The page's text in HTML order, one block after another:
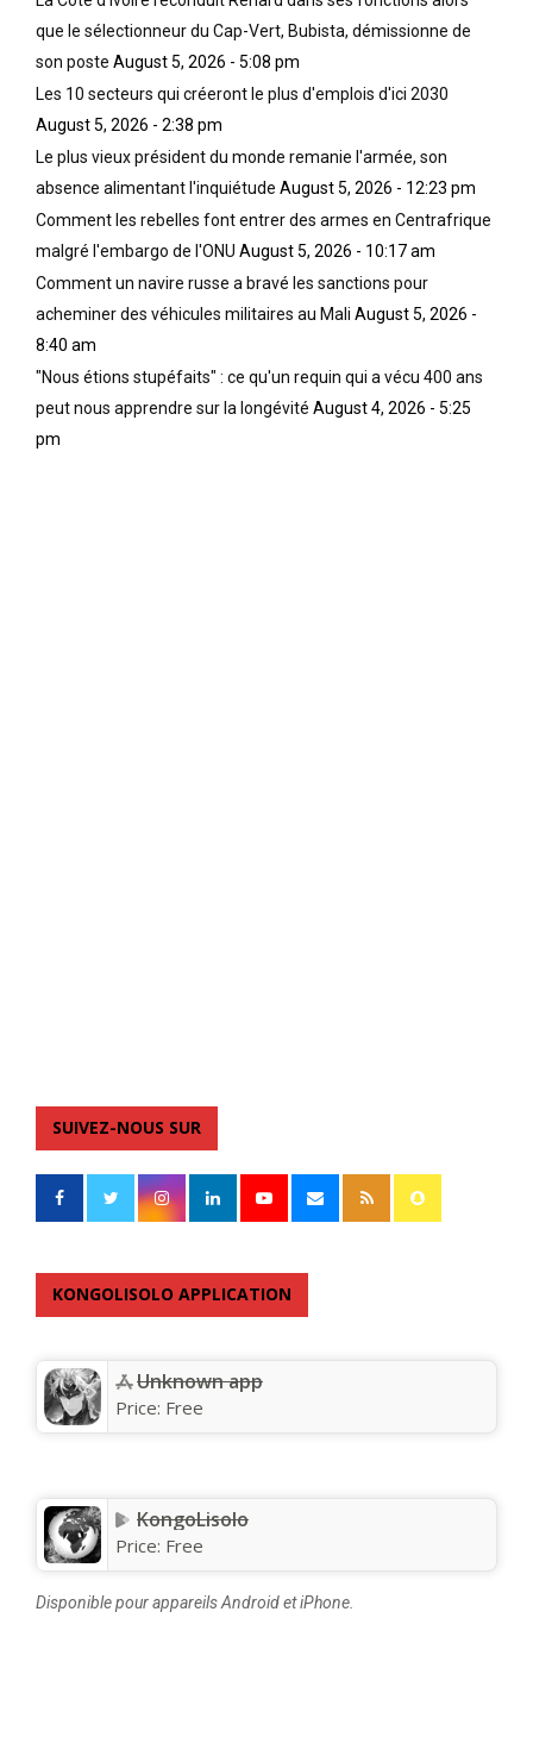
que le sélectionneur du Cap-Vert, Bubista, démissionne de
son poste August 5, 2026 - 5:08 pm
Les 10 secteurs qui créeront le plus d'emplois d'ici 2030
August 5, 2026 - 2:38 pm
Le plus vieux président du monde remanie l'armée, son
absence alimentant l'inquiétude August 5, 2026 - 12:23 pm
Comment les rebelles font entrer des armes en Centrafrique
malgré l'embargo de l'ONU August 5, 2026 - 10:17 am
Comment un navire russe a bravé les sanctions pour
acheminer des véhicules militaires au Mali August 5, 2026 -
8:40 am
"Nous étions stupéfaits" : ce qu'un requin qui a vécu 400 ans
peut nous apprendre sur la longévité August 4, 2026 - 5:25
pm
SUIVEZ-NOUS SUR
KONGOLISOLO APPLICATION
Unknown app
Price: Free
KongoLisolo
Price: Free
Disponible pour appareils Android et iPhone.